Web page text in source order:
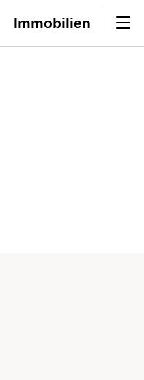
Immobilien